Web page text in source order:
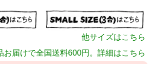
他サイズはこちら
2合サイズ
お届けで全国送料600円。詳細はこちら